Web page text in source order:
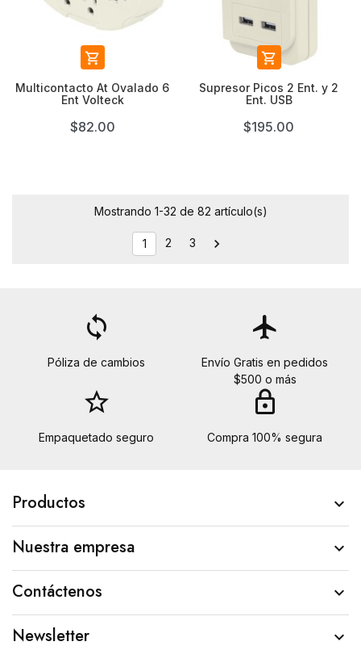

Multicontacto At Ovalado 6
Ent Volteck
$82.00

Supresor Picos 2 Ent. y 2
Ent. USB
$195.00
Mostrando 1-32 de 82 artículo(s)
1 2 3 
loop
Póliza de cambios
flight
Envío Gratis en pedidos
$500 o más
star_border
Empaquetado seguro
lock
Compra 100% segura
Productos 
Nuestra empresa 
Contáctenos 
Newsletter 